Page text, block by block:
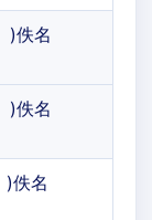
)佚名
)佚名
)佚名